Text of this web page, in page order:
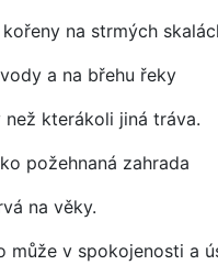
na strmých
a na břehu řeky
kterákoli jiná tráva.
požehnaná zahrada
na věky.
může v spokojenosti a